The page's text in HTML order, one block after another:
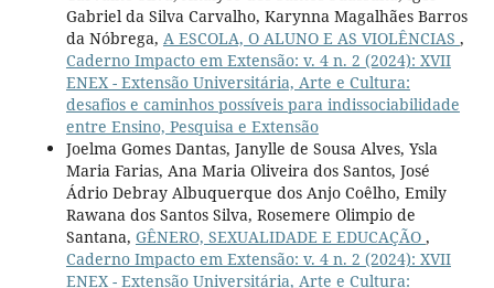
Gabriel da Silva Carvalho, Karynna Magalhães Barros
da Nóbrega, A ESCOLA, O ALUNO E AS VIOLÊNCIAS ,
Caderno Impacto em Extensão: v. 4 n. 2 (2024): XVII
ENEX - Extensão Universitária, Arte e Cultura:
desafios e caminhos possíveis para indissociabilidade
entre Ensino, Pesquisa e Extensão
Joelma Gomes Dantas, Janylle de Sousa Alves, Ysla
Maria Farias, Ana Maria Oliveira dos Santos, José
Ádrio Debray Albuquerque dos Anjo Coêlho, Emily
Rawana dos Santos Silva, Rosemere Olimpio de
Santana, GÊNERO, SEXUALIDADE E EDUCAÇÃO ,
Caderno Impacto em Extensão: v. 4 n. 2 (2024): XVII
ENEX - Extensão Universitária, Arte e Cultura: